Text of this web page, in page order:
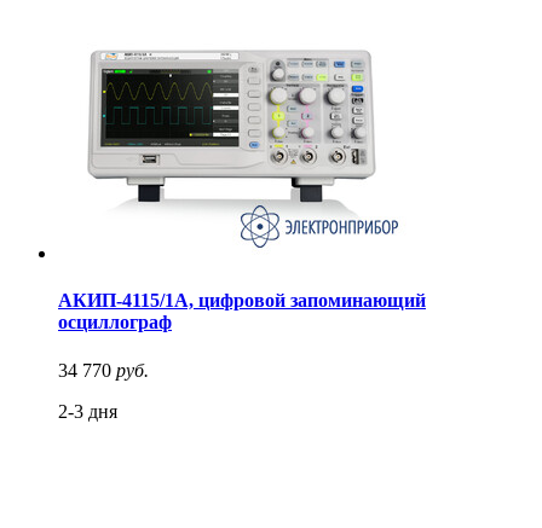
АКИП-4115/1А, цифровой запоминающий
осциллограф
34 770 руб.
2-3 дня